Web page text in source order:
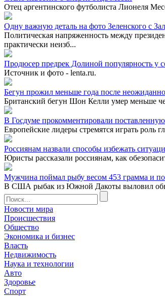
Отец аргентинского футболиста Лионеля
Одну важную деталь на фото Зеленского с
Политическая напряженность между
практически неизб...
Продюсер предрек Долиной популярность у
Источник и фото - lenta.ru.
Бегун прожил меньше года после
Британский бегун Шон Келли умер меньше
В Госдуме прокомментировали
Европейские лидеры стремятся играть роль
Россиянам назвали способы избежать
Юристы рассказали россиянам, как
Мужчина поймал рыбу весом 453 грамма и
В США рыбак из Южной Дакоты выловил
Новости мира
Происшествия
Общество
Экономика и бизнес
Власть
Недвижимость
Наука и технологии
Авто
Здоровье
Спорт